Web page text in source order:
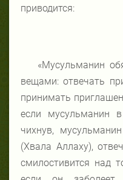
приводится:
«Мусульманин
вещами: отвечать
принимать
если мусульманин
чихнув,
(Хвала Аллаху),
смилостивится над